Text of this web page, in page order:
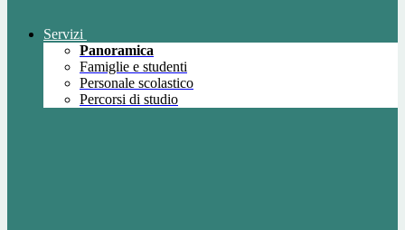
Servizi
Panoramica
Famiglie e studenti
Personale scolastico
Percorsi di studio